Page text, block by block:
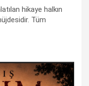
hikaye halkın
Tüm